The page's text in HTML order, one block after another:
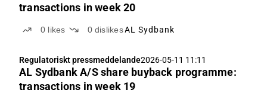
transactions in week 20
0 likes 0 dislikesAL Sydbank
Regulatoriskt pressmeddelande2026-05-11 11:11
AL Sydbank A/S share buyback programme:
transactions in week 19